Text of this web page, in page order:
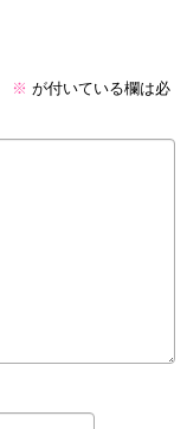
※ が付いている欄は必